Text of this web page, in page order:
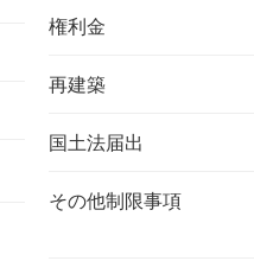
権利金
再建築
国土法届出
その他制限事項